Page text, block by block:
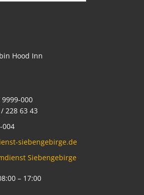
Hood Inn
000
228 63 43
004
siebengebirge.de
Siebengebirge
– 17:00